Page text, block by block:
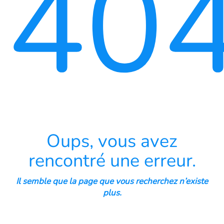
Oups, vous avez
rencontré une erreur.
Il semble que la page que vous recherchez n’existe
plus.